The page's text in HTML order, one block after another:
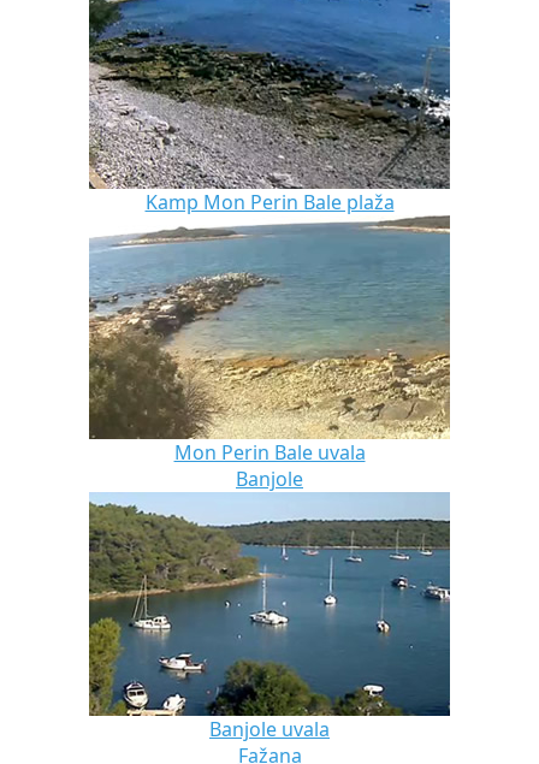
Kamp Mon Perin Bale plaža
Mon Perin Bale uvala
Banjole
Banjole uvala
Fažana